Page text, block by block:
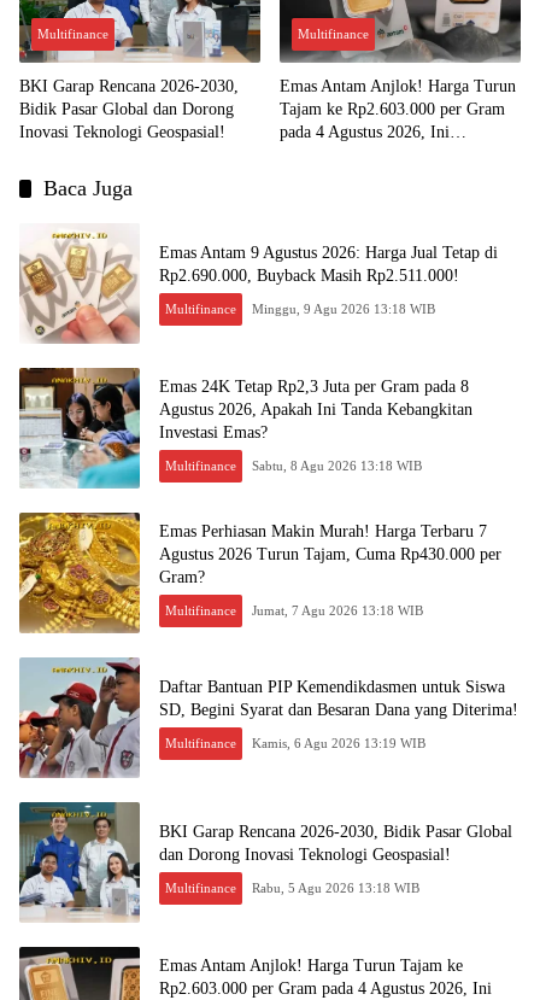
Multifinance
BKI Garap Rencana 2026-2030,
Bidik Pasar Global dan Dorong
Inovasi Teknologi Geospasial!
Multifinance
Emas Antam Anjlok! Harga Turun
Tajam ke Rp2.603.000 per Gram
pada 4 Agustus 2026, Ini
Baca Juga
Emas Antam 9 Agustus 2026: Harga Jual Tetap di
Rp2.690.000, Buyback Masih Rp2.511.000!
Multifinance Minggu, 9 Agu 2026 13:18 WIB
Emas 24K Tetap Rp2,3 Juta per Gram pada 8
Agustus 2026, Apakah Ini Tanda Kebangkitan
Investasi Emas?
Multifinance Sabtu, 8 Agu 2026 13:18 WIB
Emas Perhiasan Makin Murah! Harga Terbaru 7
Agustus 2026 Turun Tajam, Cuma Rp430.000 per
Gram?
Multifinance Jumat, 7 Agu 2026 13:18 WIB
Daftar Bantuan PIP Kemendikdasmen untuk Siswa
SD, Begini Syarat dan Besaran Dana yang Diterima!
Multifinance Kamis, 6 Agu 2026 13:19 WIB
BKI Garap Rencana 2026-2030, Bidik Pasar Global
dan Dorong Inovasi Teknologi Geospasial!
Multifinance Rabu, 5 Agu 2026 13:18 WIB
Emas Antam Anjlok! Harga Turun Tajam ke
Rp2.603.000 per Gram pada 4 Agustus 2026, Ini